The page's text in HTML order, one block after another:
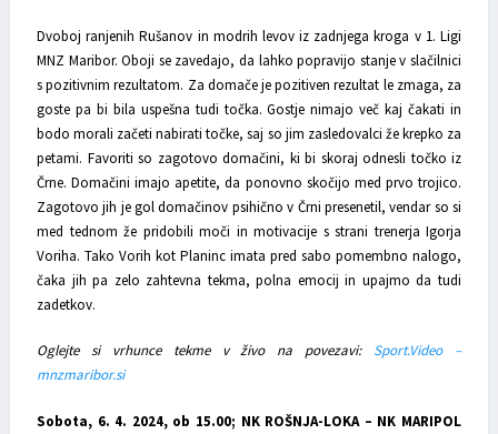
Dvoboj ranjenih Rušanov in modrih levov iz zadnjega kroga v 1. Ligi
MNZ Maribor. Oboji se zavedajo, da lahko popravijo stanje v slačilnici
s pozitivnim rezultatom. Za domače je pozitiven rezultat le zmaga, za
goste pa bi bila uspešna tudi točka. Gostje nimajo več kaj čakati in
bodo morali začeti nabirati točke, saj so jim zasledovalci že krepko za
petami. Favoriti so zagotovo domačini, ki bi skoraj odnesli točko iz
Črne. Domačini imajo apetite, da ponovno skočijo med prvo trojico.
Zagotovo jih je gol domačinov psihično v Črni presenetil, vendar so si
med tednom že pridobili moči in motivacije s strani trenerja Igorja
Voriha. Tako Vorih kot Planinc imata pred sabo pomembno nalogo,
čaka jih pa zelo zahtevna tekma, polna emocij in upajmo da tudi
zadetkov.
Oglejte si vrhunce tekme v živo na povezavi: Sport.Video –
mnzmaribor.si
Sobota, 6. 4. 2024, ob 15.00; NK ROŠNJA-LOKA – NK MARIPOL